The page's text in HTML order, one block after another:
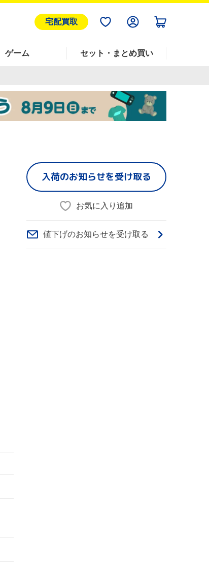
宅配買取
ゲーム セット・まとめ買い
入荷のお知らせを受け取る
お気に入り追加
値下げのお知らせを受け取る